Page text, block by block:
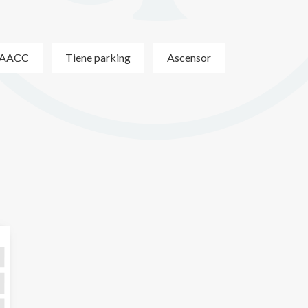
Tiene parking Ascensor